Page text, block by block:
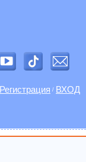
Регистрация / ВХОД